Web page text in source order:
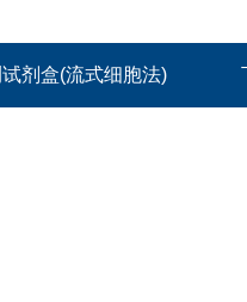
剂盒(流式细胞法)